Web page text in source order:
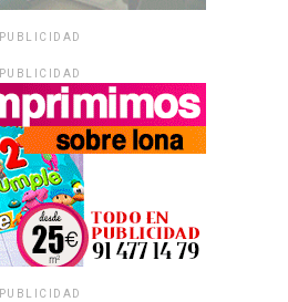
PUBLICIDAD
PUBLICIDAD
PUBLICIDAD